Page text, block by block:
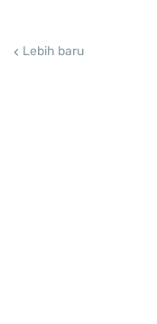
Lebih baru